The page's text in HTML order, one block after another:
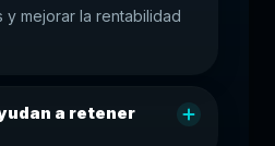
y mejorar la rentabilidad
a retener